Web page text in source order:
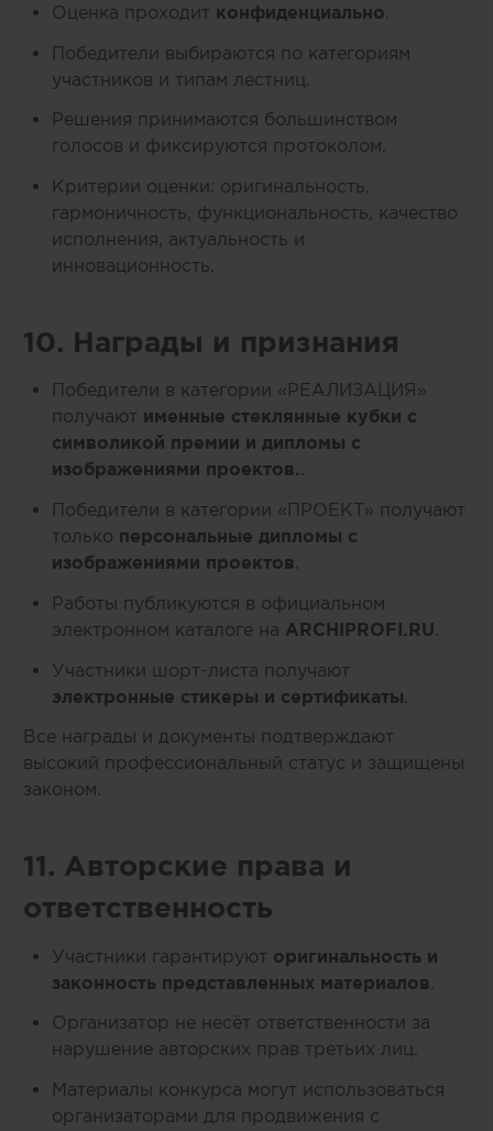
Оценка проходит конфиденциально
Победители выбираются по категориям
участников и типам лестниц.
Решения принимаются большинством
голосов и фиксируются протоколом.
Критерии оценки: оригинальность,
гармоничность, функциональность, качество
исполнения, актуальность и
инновационность.
10. Награды и признания
Победители в категории «РЕАЛИЗАЦИЯ»
получают именные стеклянные кубки с
символикой премии и дипломы с
изображениями проектов.
Победители в категории «ПРОЕКТ» получают
только персональные дипломы с
изображениями проектов
Работы публикуются в официальном
электронном каталоге на ARCHIPROFI.RU
Участники шорт-листа получают
электронные стикеры и сертификаты
Все награды и документы подтверждают
высокий профессиональный статус и защищены
законом.
11. Авторские права и
ответственность
Участники гарантируют оригинальность и
законность представленных материалов
Организатор не несёт ответственности за
нарушение авторских прав третьих лиц.
Материалы конкурса могут использоваться
организаторами для продвижения с